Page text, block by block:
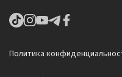
Политика